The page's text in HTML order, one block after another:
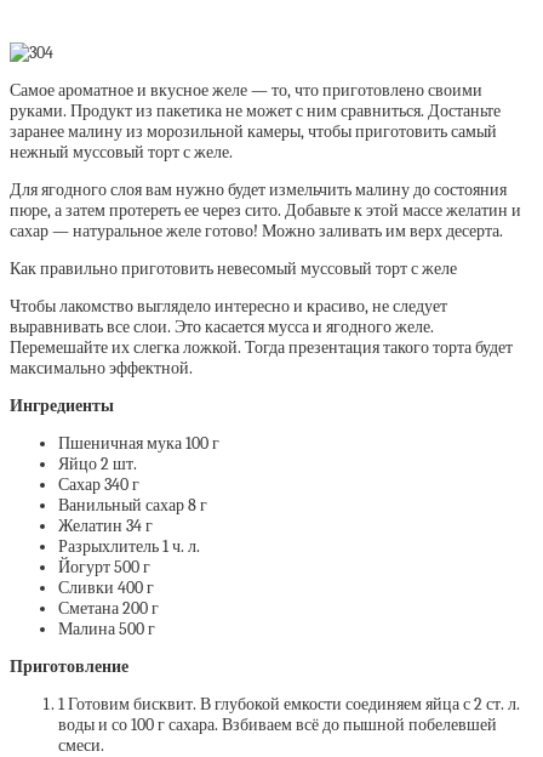
Самое ароматное и вкусное желе — то, что приготовлено своими
руками. Продукт из пакетика не может с ним сравниться. Достаньте
заранее малину из морозильной камеры, чтобы приготовить самый
нежный муссовый торт с желе.
Для ягодного слоя вам нужно будет измельчить малину до состояния
пюре, а затем протереть ее через сито. Добавьте к этой массе желатин и
сахар — натуральное желе готово! Можно заливать им верх десерта.
Как правильно приготовить невесомый муссовый торт с желе
Чтобы лакомство выглядело интересно и красиво, не следует
выравнивать все слои. Это касается мусса и ягодного желе.
Перемешайте их слегка ложкой. Тогда презентация такого торта будет
максимально эффектной.
Ингредиенты
Пшеничная мука 100 г
Яйцо 2 шт.
Сахар 340 г
Ванильный сахар 8 г
Желатин 34 г
Разрыхлитель 1 ч. л.
Йогурт 500 г
Сливки 400 г
Сметана 200 г
Малина 500 г
Приготовление
1 Готовим бисквит. В глубокой емкости соединяем яйца с 2 ст. л.
воды и со 100 г сахара. Взбиваем всё до пышной побелевшей
смеси.